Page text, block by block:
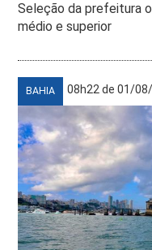
Seleção da prefeitura
médio e superior
BAHIA 08h22 de 01/